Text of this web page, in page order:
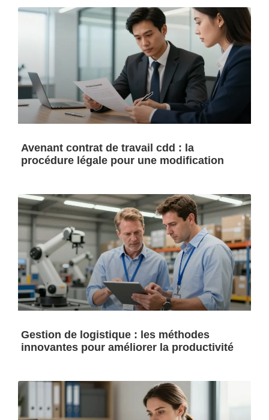
Avenant contrat de travail cdd : la
procédure légale pour une modification
Gestion de logistique : les méthodes
innovantes pour améliorer la productivité